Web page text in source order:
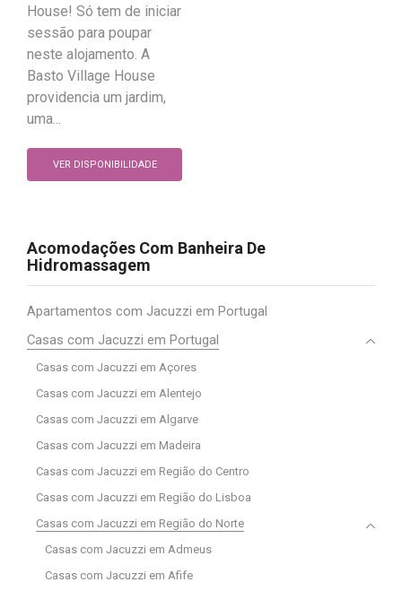
House! Só tem de iniciar
sessão para poupar
neste alojamento. A
Basto Village House
providencia um jardim,
uma...
VER DISPONIBILIDADE
Acomodações Com Banheira De
Hidromassagem
Apartamentos com Jacuzzi em Portugal
Casas com Jacuzzi em Portugal
Casas com Jacuzzi em Açores
Casas com Jacuzzi em Alentejo
Casas com Jacuzzi em Algarve
Casas com Jacuzzi em Madeira
Casas com Jacuzzi em Região do Centro
Casas com Jacuzzi em Região do Lisboa
Casas com Jacuzzi em Região do Norte
Casas com Jacuzzi em Admeus
Casas com Jacuzzi em Afife